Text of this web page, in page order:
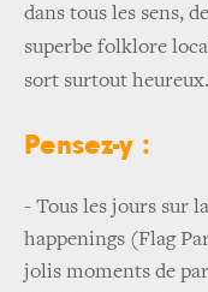
dans tous les sens,
superbe folklore
sort surtout heureux.
Pensez-y :
- Tous les jours sur
happenings (Flag
jolis moments de